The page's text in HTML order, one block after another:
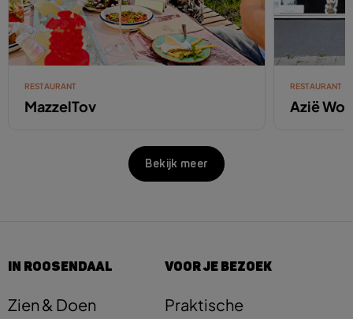
RESTAURANT
MazzelTov
RESTAURANT
Azië Wok
Bekijk meer
IN ROOSENDAAL
Zien & Doen
VOOR JE BEZOEK
Praktische